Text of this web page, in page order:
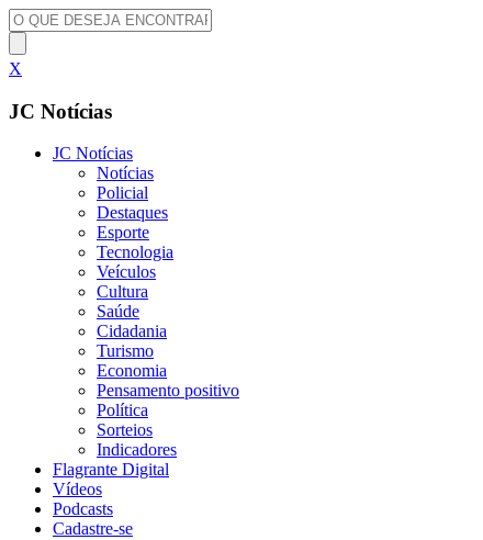
X
JC Notícias
JC Notícias
Notícias
Policial
Destaques
Esporte
Tecnologia
Veículos
Cultura
Saúde
Cidadania
Turismo
Economia
Pensamento positivo
Política
Sorteios
Indicadores
Flagrante Digital
Vídeos
Podcasts
Cadastre-se